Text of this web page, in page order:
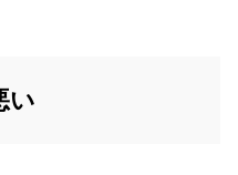
い